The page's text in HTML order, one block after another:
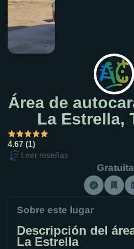
Área de
La Estrella,
4.67 (1)
Leer reseñas
Gratuita
Sobre este lugar
Descripción del
La Estrella